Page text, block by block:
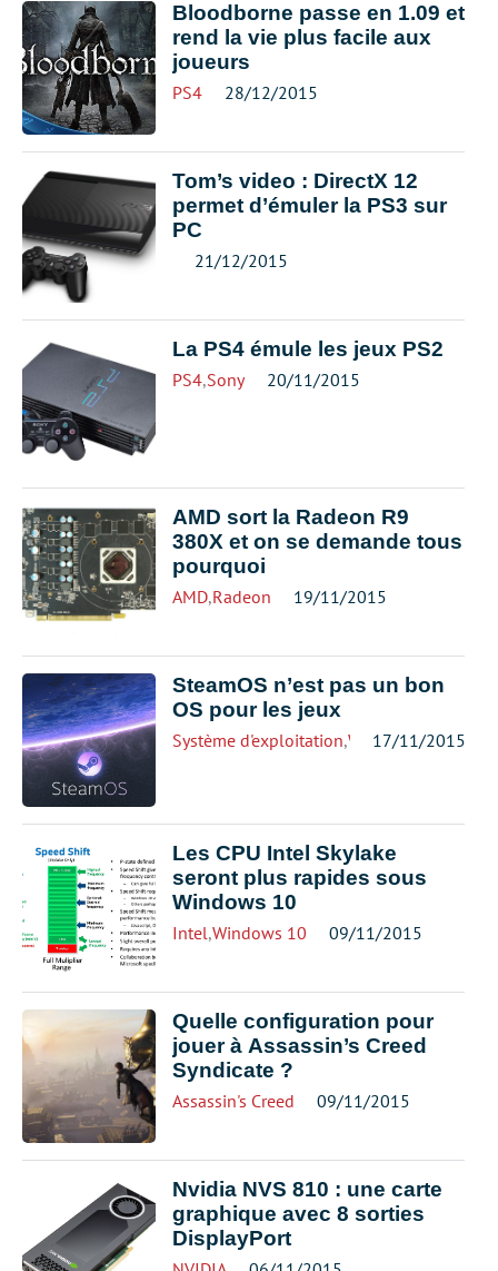
Bloodborne passe en 1.09 et
rend la vie plus facile aux
joueurs
PS4 28/12/2015
Tom’s video : DirectX 12
permet d’émuler la PS3 sur
PC
21/12/2015
La PS4 émule les jeux PS2
PS4,Sony 20/11/2015
AMD sort la Radeon R9
380X et on se demande tous
pourquoi
AMD,Radeon 19/11/2015
SteamOS n’est pas un bon
OS pour les jeux
Système d'exploitation,Windows 10
17/11/2015
Les CPU Intel Skylake
seront plus rapides sous
Windows 10
Intel,Windows 10 09/11/2015
Quelle configuration pour
jouer à Assassin’s Creed
Syndicate ?
Assassin's Creed 09/11/2015
Nvidia NVS 810 : une carte
graphique avec 8 sorties
DisplayPort